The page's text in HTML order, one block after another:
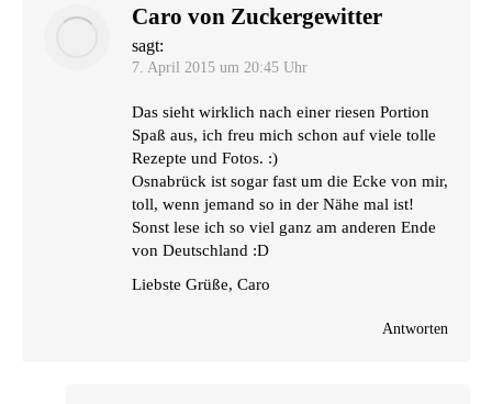
Caro von Zuckergewitter
sagt:
7. April 2015 um 20:45 Uhr
Das sieht wirk­lich nach einer rie­sen Por­ti­on
Spaß aus, ich freu mich schon auf vie­le tol­le
Rezep­te und Fotos. :)
Osna­brück ist sogar fast um die Ecke von mir,
toll, wenn jemand so in der Nähe mal ist!
Sonst lese ich so viel ganz am ande­ren Ende
von Deutsch­land :D
Liebs­te Grü­ße, Caro
Antworten